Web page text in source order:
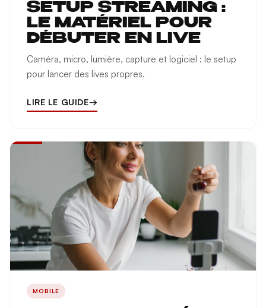
SETUP STREAMING :
LE MATÉRIEL POUR
DÉBUTER EN LIVE
Caméra, micro, lumière, capture et logiciel : le setup
pour lancer des lives propres.
LIRE LE GUIDE→
MOBILE